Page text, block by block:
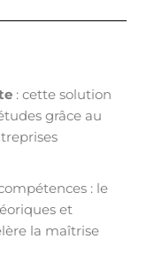
: cette solution
grâce au
: le
et
la maîtrise